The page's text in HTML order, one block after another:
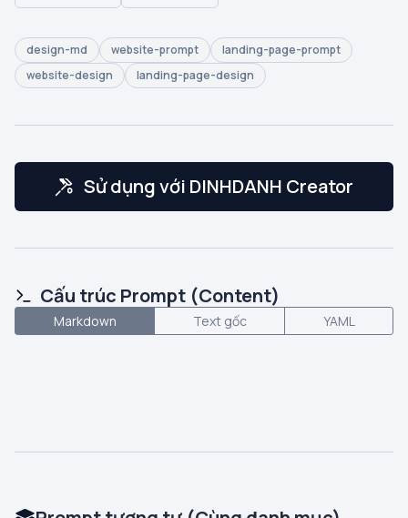
design-md website-prompt
landing-page-prompt
website-design
landing-page-design
Sử dụng với DINHDANH Creator
Cấu trúc Prompt (Content)
Markdown Text gốc YAML